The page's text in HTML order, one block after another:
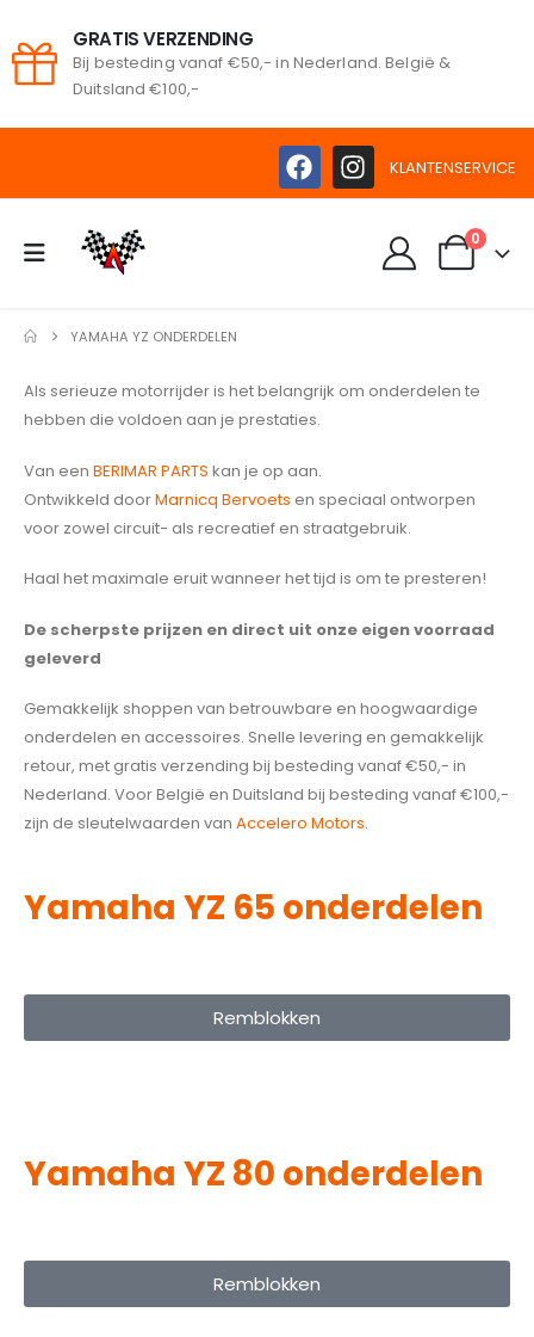
GRATIS VERZENDING
Bij besteding vanaf €50,- in Nederland. België &
Duitsland €100,-
KLANTENSERVICE
0
YAMAHA YZ ONDERDELEN
Als serieuze motorrijder is het belangrijk om onderdelen te
hebben die voldoen aan je prestaties.
Van een BERIMAR PARTS kan je op aan.
Ontwikkeld doorMarnicq Bervoets en speciaal ontworpen
voor zowel circuit- als recreatief en straatgebruik.
Haal het maximale eruit wanneer het tijd is om te presteren!
De scherpste prijzen en direct uit onze eigen voorraad
geleverd
Gemakkelijk shoppen van betrouwbare en hoogwaardige
onderdelen en accessoires. Snelle levering en gemakkelijk
retour, met gratis verzending bij besteding vanaf €50,- in
Nederland. Voor België en Duitsland bij besteding vanaf €100,-
zijn de sleutelwaarden van Accelero Motors.
Yamaha YZ 65 onderdelen
Remblokken
Yamaha YZ 80 onderdelen
Remblokken